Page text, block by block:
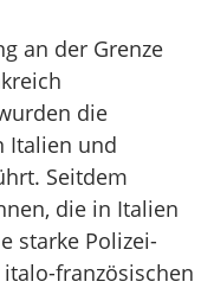
an der Grenze
die
Italien und
Seitdem
die in Italien
starke Polizei-
französischen